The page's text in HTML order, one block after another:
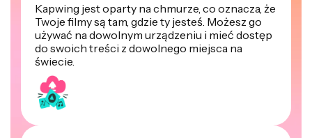
Kapwing jest oparty na chmurze, co oznacza, że
Twoje filmy są tam, gdzie ty jesteś. Możesz go
używać na dowolnym urządzeniu i mieć dostęp
do swoich treści z dowolnego miejsca na
świecie.